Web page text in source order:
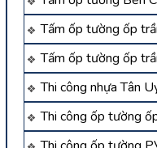
Tấm ốp tường ốp
Tấm ốp tường ốp
Thi công nhựa Tân
Thi công ốp tường